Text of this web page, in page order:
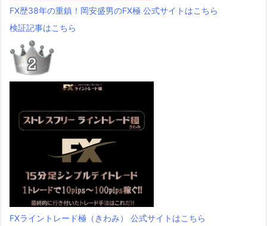
FX歴38年の重鎮！岡安盛男のFX極 公式サイトはこちら
検証記事はこちら
FXライントレード極（きわみ） 公式サイトはこちら